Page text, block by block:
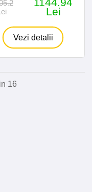
1144.94
Lei
Vezi detalii
16